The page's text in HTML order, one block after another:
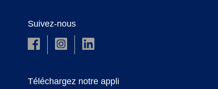
Suivez-nous
Téléchargez notre appli